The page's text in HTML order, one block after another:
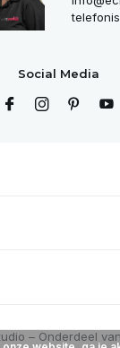
Social Media